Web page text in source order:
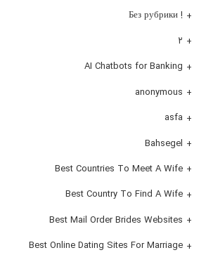
! Без рубрики
۲
AI Chatbots for Banking
anonymous
asfa
Bahsegel
Best Countries To Meet A Wife
Best Country To Find A Wife
Best Mail Order Brides Websites
Best Online Dating Sites For Marriage